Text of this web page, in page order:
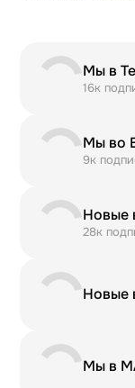
Мы в
16к
Мы во
9к
Новые
28к
Новые
Мы в